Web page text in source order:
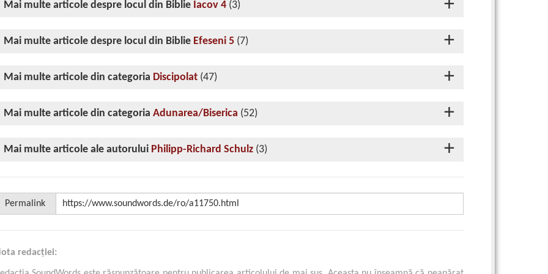
Mai multe articole despre locul din Biblie Iacov 4 (3)
Mai multe articole despre locul din Biblie Efeseni 5 (7)
Mai multe articole din categoria Discipolat (47)
Mai multe articole din categoria Adunarea/Biserica (52)
Mai multe articole ale autorului Philipp-Richard Schulz (3)
Permalink
redacţiei: